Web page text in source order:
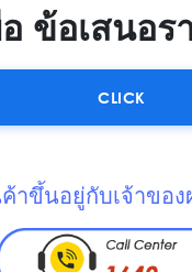
ข้อเสนอร
CLICK
ค้าขึ้นอยู่กับเจ้าข